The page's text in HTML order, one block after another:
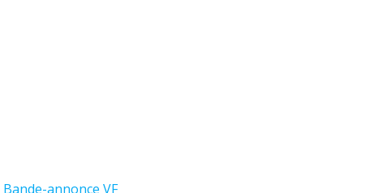
Bande-annonce VF